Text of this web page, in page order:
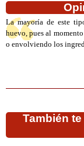
La mayoría de este
huevo, pues al
o envolviendo los
También